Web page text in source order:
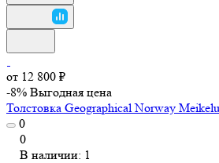
от 12 800 ₽
-8% Выгодная цена
Толстовка Geographical Norway
0
0
В наличии: 1